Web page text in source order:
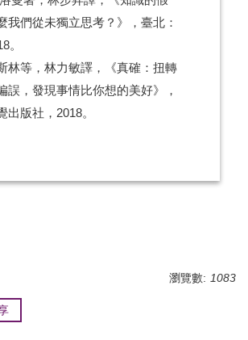
我們從未獨立思考？》，臺北：
。
林等，林力敏譯，《真確：扭轉
誤，發現事情比你想的美好》，
出版社，2018。
瀏覽數: 1083